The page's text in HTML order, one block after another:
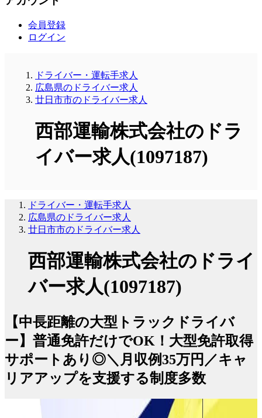
会員登録
ログイン
ドライバー・運転手求人
広島県のドライバー求人
廿日市市のドライバー求人
西部運輸株式会社のドラ
イバー求人(1097187)
ドライバー・運転手求人
広島県のドライバー求人
廿日市市のドライバー求人
西部運輸株式会社のドライ
バー求人(1097187)
【中長距離の大型トラックドライバ
ー】普通免許だけでOK！大型免許取得
サポートあり◎＼月収例35万円／キャ
リアアップを支援する制度多数